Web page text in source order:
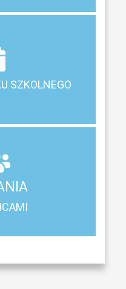
SZKOLNEGO
SZKOLNEGO
i klasyfikacji
z rodzicami